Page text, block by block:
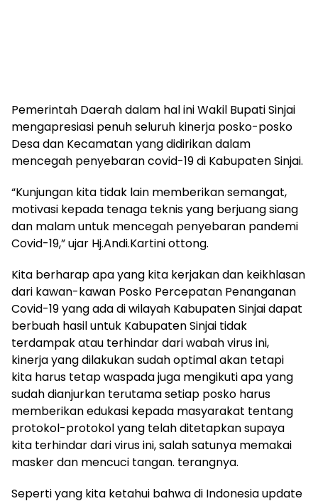
Pemerintah Daerah dalam hal ini Wakil Bupati Sinjai
mengapresiasi penuh seluruh kinerja posko-posko
Desa dan Kecamatan yang didirikan dalam
mencegah penyebaran covid-19 di Kabupaten Sinjai.
“Kunjungan kita tidak lain memberikan semangat,
motivasi kepada tenaga teknis yang berjuang siang
dan malam untuk mencegah penyebaran pandemi
Covid-19,” ujar Hj.Andi.Kartini ottong.
Kita berharap apa yang kita kerjakan dan keikhlasan
dari kawan-kawan Posko Percepatan Penanganan
Covid-19 yang ada di wilayah Kabupaten Sinjai dapat
berbuah hasil untuk Kabupaten Sinjai tidak
terdampak atau terhindar dari wabah virus ini,
kinerja yang dilakukan sudah optimal akan tetapi
kita harus tetap waspada juga mengikuti apa yang
sudah dianjurkan terutama setiap posko harus
memberikan edukasi kepada masyarakat tentang
protokol-protokol yang telah ditetapkan supaya
kita terhindar dari virus ini, salah satunya memakai
masker dan mencuci tangan. terangnya.
Seperti yang kita ketahui bahwa di Indonesia update